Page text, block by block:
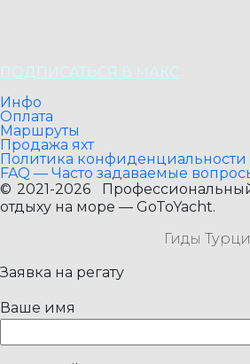
ПОДПИСАТЬСЯ В МАКС
Инфо
Оплата
Маршруты
Продажа яхт
Политика конфиденциальности
FAQ — Часто задаваемые
© 2021-2026
отдыху на море — GoToYacht.
Гиды
Заявка на регату
Ваше имя